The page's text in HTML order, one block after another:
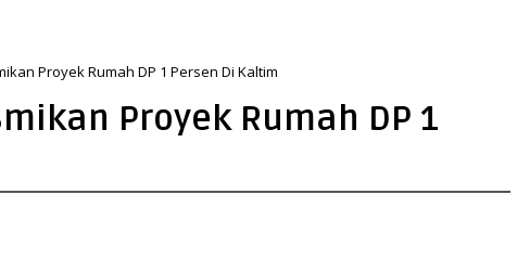
Depan yang Lebih Hijau dan Gemilang
Proyek Rumah DP 1 Persen Di Kaltim
Proyek Rumah DP 1